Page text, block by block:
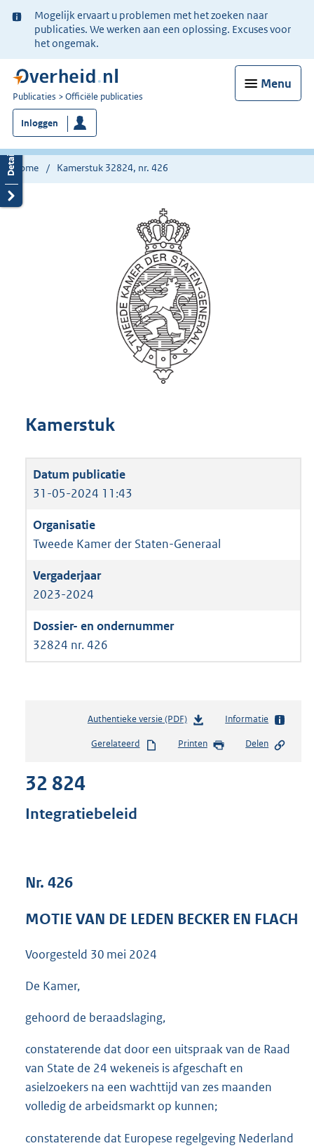
Ter
informatie:
Mogelijk ervaart u problemen met het zoeken naar
publicaties. We werken aan een oplossing. Excuses voor
het ongemak.
Menu
U
bent
nu
hier:
Publicaties Officiële publicaties
Inloggen
Home Kamerstuk 32824, nr. 426
Kamerstuk
31-05-2024 11:43
Tweede Kamer der Staten-Generaal
2023-2024
32824 nr. 426
Authentieke versie (PDF)b
s
e
Informatie
Gerelateerd Printen Delen
32 824
Integratiebeleid
Nr. 426
MOTIE VAN DE LEDEN BECKER EN FLACH
Voorgesteld 30 mei 2024
De Kamer,
gehoord de beraadslaging,
constaterende dat door een uitspraak van de Raad
van State de 24 wekeneis is afgeschaft en
asielzoekers na een wachttijd van zes maanden
volledig de arbeidsmarkt op kunnen;
constaterende dat Europese regelgeving Nederland